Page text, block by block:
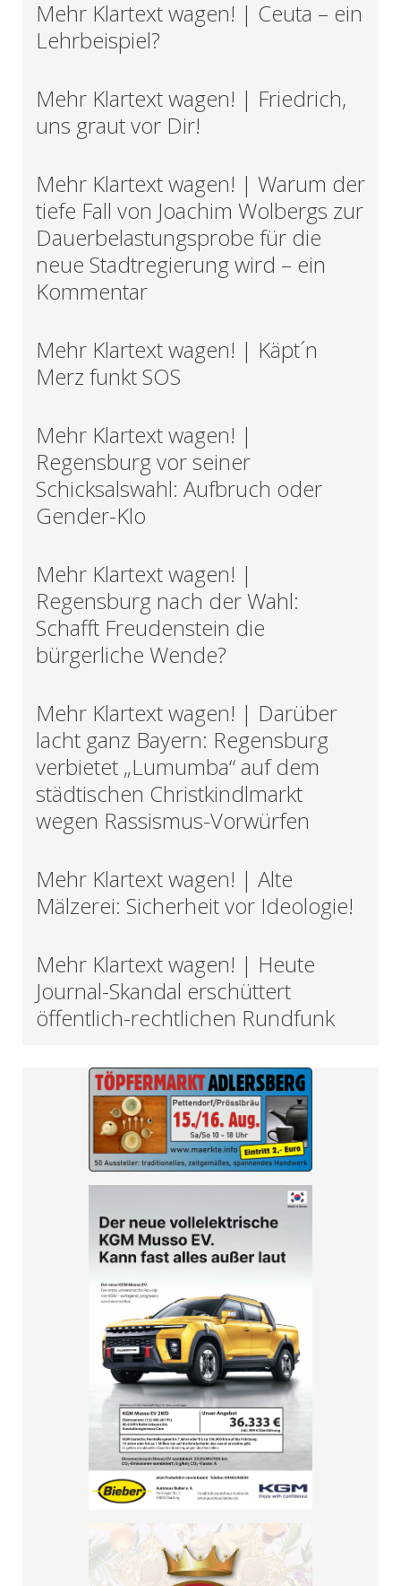
Mehr Klartext wagen! | Ceuta – ein
Lehrbeispiel?
Mehr Klartext wagen! | Friedrich,
uns graut vor Dir!
Mehr Klartext wagen! | Warum der
tiefe Fall von Joachim Wolbergs zur
Dauerbelastungsprobe für die
neue Stadtregierung wird – ein
Kommentar
Mehr Klartext wagen! | Käpt´n
Merz funkt SOS
Mehr Klartext wagen! |
Regensburg vor seiner
Schicksalswahl: Aufbruch oder
Gender-Klo
Mehr Klartext wagen! |
Regensburg nach der Wahl:
Schafft Freudenstein die
bürgerliche Wende?
Mehr Klartext wagen! | Darüber
lacht ganz Bayern: Regensburg
verbietet „Lumumba“ auf dem
städtischen Christkindlmarkt
wegen Rassismus-Vorwürfen
Mehr Klartext wagen! | Alte
Mälzerei: Sicherheit vor Ideologie!
Mehr Klartext wagen! | Heute
Journal-Skandal erschüttert
öffentlich-rechtlichen Rundfunk